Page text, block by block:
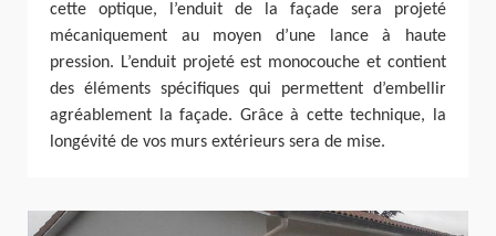
cette optique, l’enduit de la façade sera projeté
mécaniquement au moyen d’une lance à haute
pression. L’enduit projeté est monocouche et contient
des éléments spécifiques qui permettent d’embellir
agréablement la façade. Grâce à cette technique, la
longévité de vos murs extérieurs sera de mise.